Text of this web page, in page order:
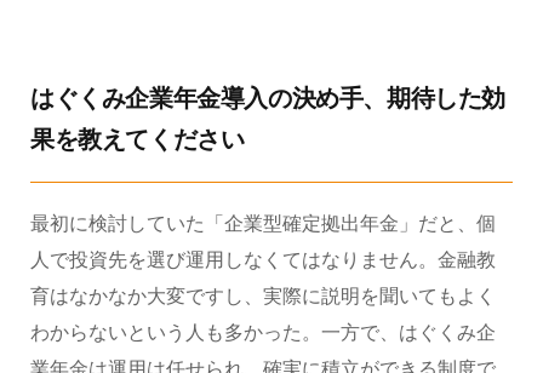
はぐくみ企業年金導入の決め手、期待した効
果を教えてください
最初に検討していた「企業型確定拠出年金」だと、個
人で投資先を選び運用しなくてはなりません。金融教
育はなかなか大変ですし、実際に説明を聞いてもよく
わからないという人も多かった。一方で、はぐくみ企
業年金は運用は任せられ、確実に積立ができる制度で